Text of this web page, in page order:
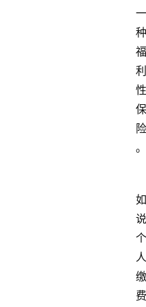
一
种
福
利
性
保
险
。
如
说
个
人
缴
费